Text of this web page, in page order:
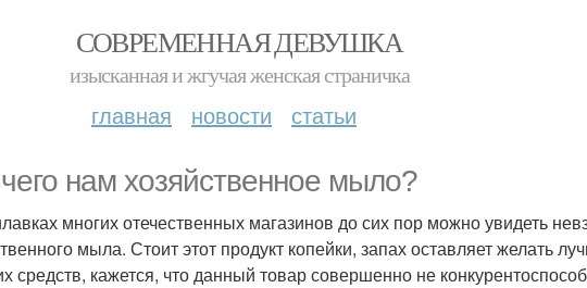
СОВРЕМЕННАЯ ДЕВУШКА
изысканная и жгучая женская страничка
главная новости статьи
нам хозяйственное мыло?
многих отечественных магазинов до сих пор можно увидеть
мыла. Стоит этот продукт копейки, запах оставляет желать
средств, кажется, что данный товар совершенно не